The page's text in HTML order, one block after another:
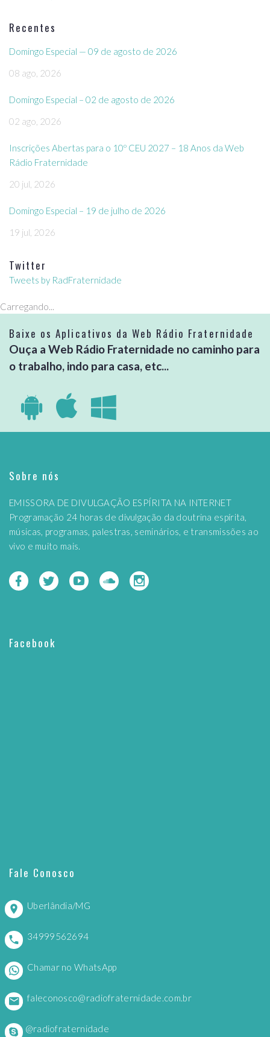
Recentes
Domingo Especial — 09 de agosto de 2026
08 ago, 2026
Domingo Especial – 02 de agosto de 2026
02 ago, 2026
Inscrições Abertas para o 10º CEU 2027 – 18 Anos da Web
Rádio Fraternidade
20 jul, 2026
Domingo Especial – 19 de julho de 2026
19 jul, 2026
Twitter
Tweets by RadFraternidade
Carregando...
Baixe os Aplicativos da Web Rádio Fraternidade
Ouça a Web Rádio Fraternidade no caminho para
o trabalho, indo para casa, etc...
Sobre nós
EMISSORA DE DIVULGAÇÃO ESPÍRITA NA INTERNET
Programação 24 horas de divulgação da doutrina espírita,
músicas, programas, palestras, seminários, e transmissões ao
vivo e muito mais.
Facebook
Fale Conosco
Uberlândia/MG
34999562694
Chamar no WhatsApp
faleconosco@radiofraternidade.com.br
@radiofraternidade